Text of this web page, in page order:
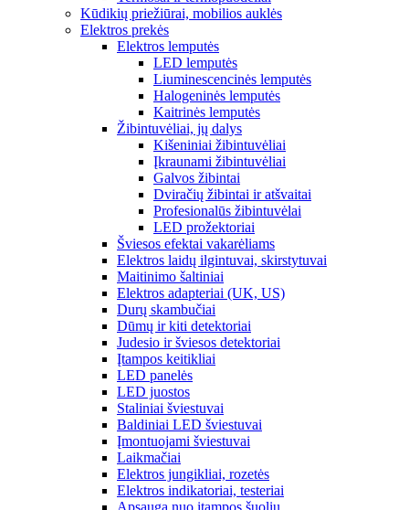
Kūdikių priežiūrai, mobilios auklės
Elektros prekės
Elektros lemputės
LED lemputės
Liuminescencinės lemputės
Halogeninės lemputės
Kaitrinės lemputės
Žibintuvėliai, jų dalys
Kišeniniai žibintuvėliai
Įkraunami žibintuvėliai
Galvos žibintai
Dviračių žibintai ir atšvaitai
Profesionalūs žibintuvėlai
LED prožektoriai
Šviesos efektai vakarėliams
Elektros laidų ilgintuvai, skirstytuvai
Maitinimo šaltiniai
Elektros adapteriai (UK, US)
Durų skambučiai
Dūmų ir kiti detektoriai
Judesio ir šviesos detektoriai
Įtampos keitikliai
LED panelės
LED juostos
Staliniai šviestuvai
Baldiniai LED šviestuvai
Įmontuojami šviestuvai
Laikmačiai
Elektros jungikliai, rozetės
Elektros indikatoriai, testeriai
Apsauga nuo įtampos šuolių